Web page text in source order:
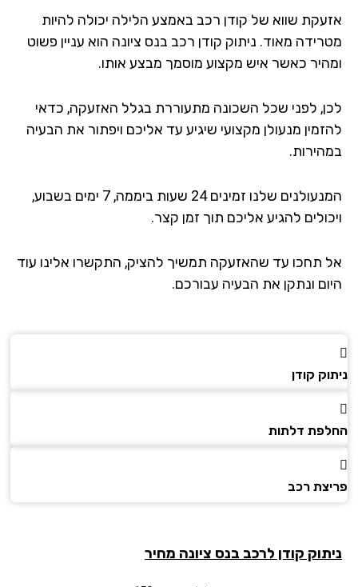
שווא של קודן רכב באמצע הלילה יכולה להיות
מאוד. ניתוק קודן רכב בנס ציונה הוא עניין פשוט
כאשר איש מקצוע מוסמך מבצע אותו.
לפני שכל השכונה מתעוררת בגלל האזעקה, כדאי
מנעולן מקצועי שיגיע עד אליכם ויפתור את הבעיה
המנעולנים שלנו זמינים 24 שעות ביממה, 7 ימים בשבוע,
להגיע אליכם תוך זמן קצר.
תחכו עד שהאזעקה תמשיך להציק, התקשרו אלינו עוד
ונתקן את הבעיה עבורכם.
קודן
דלתות
רכב
קודן לרכב בנס ציונה מחיר